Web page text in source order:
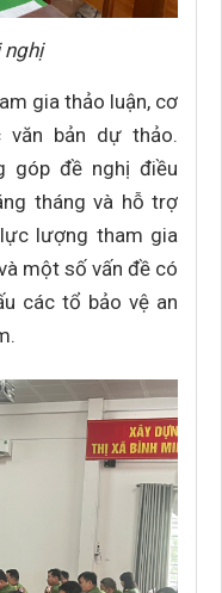
nghị
gia thảo luận, cơ
văn bản dự thảo.
góp đề nghị điều
tháng và hỗ trợ
lượng tham gia
một số vấn đề có
các tổ bảo vệ an